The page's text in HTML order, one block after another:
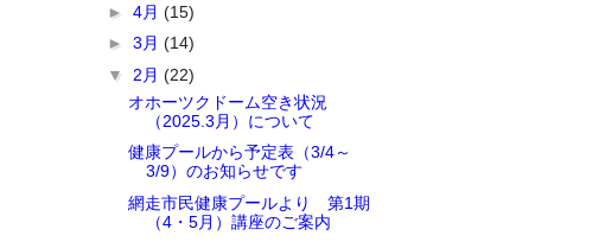
► 4月 (15)
► 3月 (14)
▼ 2月 (22)
オホーツクドーム空き状況
（2025.3月）について
健康プールから予定表（3/4～
3/9）のお知らせです
網走市民健康プールより 第1期
（4・5月）講座のご案内